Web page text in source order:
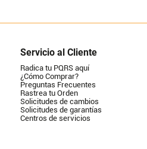
Servicio al Cliente
Radica tu PQRS aquí
¿Cómo Comprar?
Preguntas Frecuentes
Rastrea tu Orden
Solicitudes de cambios
Solicitudes de garantías
Centros de servicios